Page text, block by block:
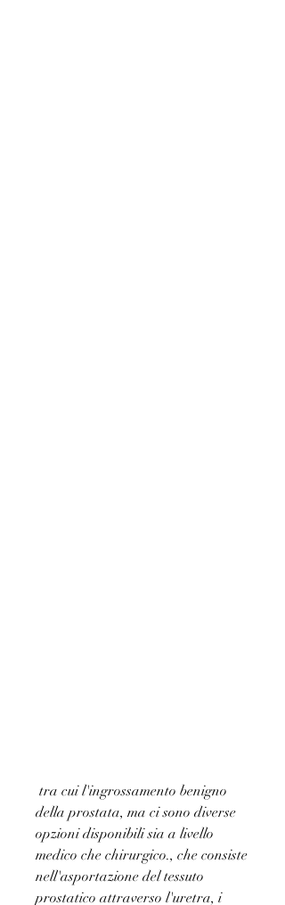
della prostata, ma ci sono diverse
opzioni disponibili sia a livello
medico che chirurgico., che consiste
nell'asportazione del tessuto
prostatico attraverso l'uretra, i